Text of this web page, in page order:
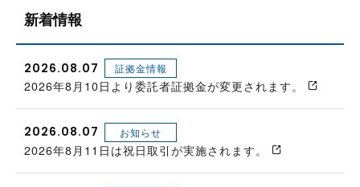
新着情報
2026.08.07 証拠金情報
2026年8月10日より委託者証拠金が変更されます。
2026.08.07 お知らせ
2026年8月11日は祝日取引が実施されます。